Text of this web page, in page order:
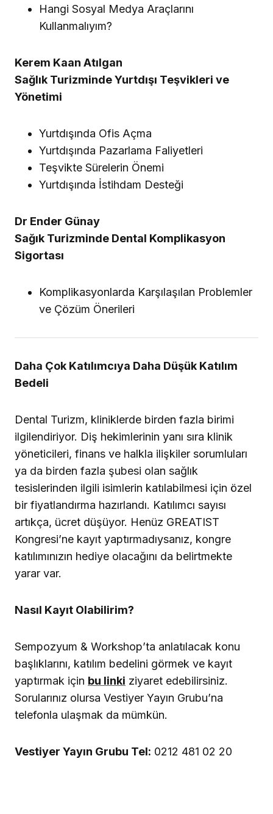
Hangi Sosyal Medya Araçlarını
Kullanmalıyım?
Kerem Kaan Atılgan
Sağlık Turizminde Yurtdışı Teşvikleri ve
Yönetimi
Yurtdışında Ofis Açma
Yurtdışında Pazarlama Faliyetleri
Teşvikte Sürelerin Önemi
Yurtdışında İstihdam Desteği
Dr Ender Günay
Sağık Turizminde Dental Komplikasyon
Sigortası
Komplikasyonlarda Karşılaşılan Problemler
ve Çözüm Önerileri
Daha Çok Katılımcıya Daha Düşük Katılım
Bedeli
Dental Turizm, kliniklerde birden fazla birimi
ilgilendiriyor. Diş hekimlerinin yanı sıra klinik
yöneticileri, finans ve halkla ilişkiler sorumluları
ya da birden fazla şubesi olan sağlık
tesislerinden ilgili isimlerin katılabilmesi için özel
bir fiyatlandırma hazırlandı. Katılımcı sayısı
artıkça, ücret düşüyor. Henüz GREATIST
Kongresi’ne kayıt yaptırmadıysanız, kongre
katılımınızın hediye olacağını da belirtmekte
yarar var.
Nasıl Kayıt Olabilirim?
Sempozyum & Workshop’ta anlatılacak konu
başlıklarını, katılım bedelini görmek ve kayıt
yaptırmak için bu linki ziyaret edebilirsiniz.
Sorularınız olursa Vestiyer Yayın Grubu’na
telefonla ulaşmak da mümkün.
Vestiyer Yayın Grubu Tel: 0212 481 02 20